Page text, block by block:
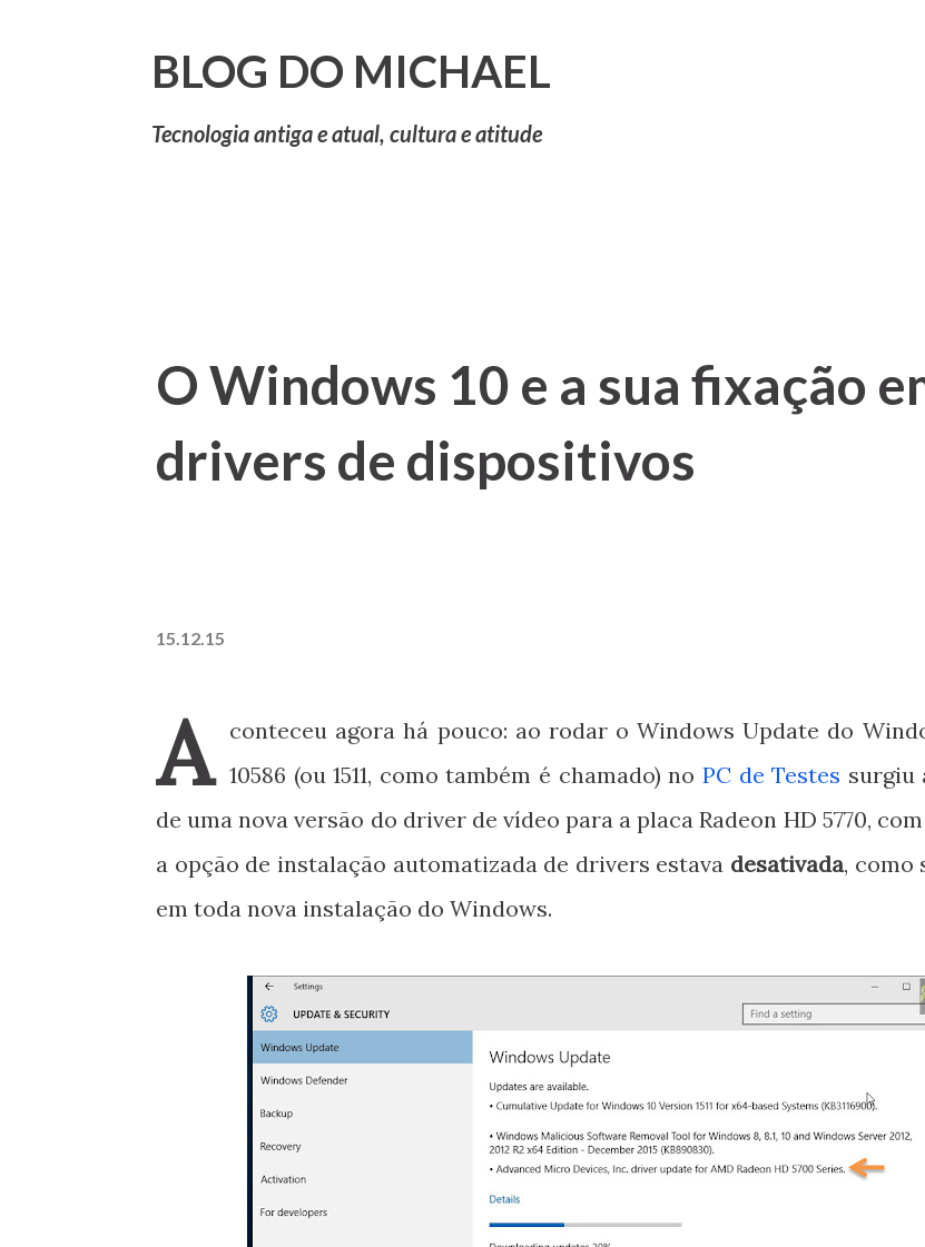
BLOG DO MICHAEL
Tecnologia antiga e atual, cultura e atitude
O Windows 10 e a sua fixação
drivers de dispositivos
15.12.15
A
conteceu agora há pouco: ao rodar o Windows Update do
10586 (ou 1511, como também é chamado) no PC de Testes surgiu
de uma nova versão do driver de vídeo para a placa Radeon HD 5770,
a opção de instalação automatizada de drivers estava desativada, como
em toda nova instalação do Windows.